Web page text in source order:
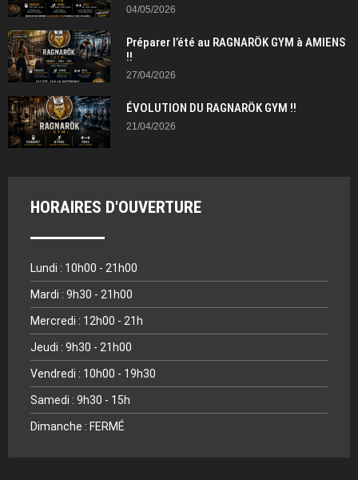
04/05/2026
Préparer l’été au RAGNARÖK GYM à AMIENS
!!
27/04/2026
ÉVOLUTION DU RAGNARÖK GYM !!
21/04/2026
HORAIRES D'OUVERTURE
Lundi : 10h00 - 21h00
Mardi : 9h30 - 21h00
Mercredi : 12h00 - 21h
Jeudi : 9h30 - 21h00
Vendredi : 10h00 - 19h30
Samedi : 9h30 - 15h
Dimanche : FERMÉ